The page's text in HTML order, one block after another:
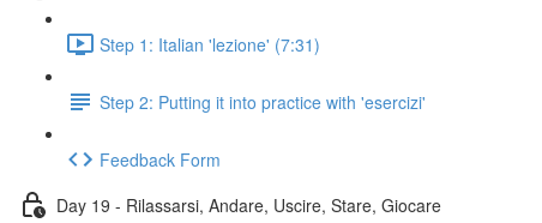
Step 1: Italian 'lezione' (7:31)
Step 2: Putting it into practice with 'esercizi'
Feedback Form
Day 19 - Rilassarsi, Andare, Uscire, Stare, Giocare